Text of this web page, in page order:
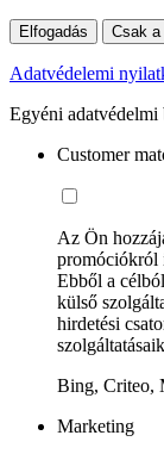
Elfogadás Csak
Adatvédelemi
Egyéni adatvédelmi
Customer
Az Ön
promóciókról
Ebből a
külső
hirdetési
Bing, Criteo,
Marketing